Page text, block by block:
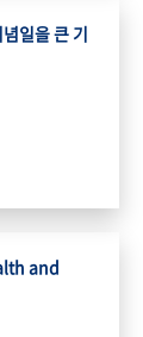
일을 큰 기
and